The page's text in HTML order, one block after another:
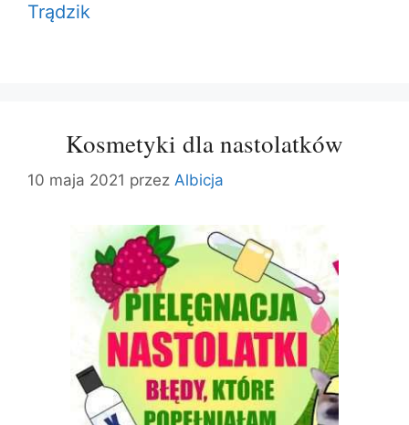
Trądzik
Kosmetyki dla nastolatków
10 maja 2021 przez Albicja